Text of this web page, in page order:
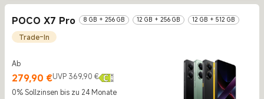
POCO X7 Pro 8 GB + 256 GB 12 GB + 256 GB 12 GB + 512 GB
Trade-In
Ab
279,90 €
Current Price €279.9
UVP 369,90 €
UVP 369,90 €
0% Sollzinsen bis zu 24 Monate